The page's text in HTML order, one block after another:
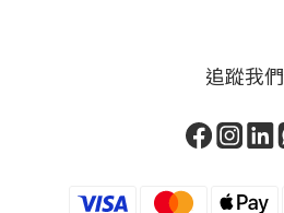
追蹤我們